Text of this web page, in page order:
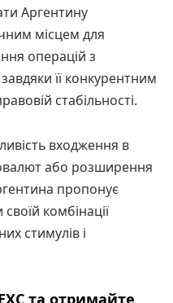
Аргентину
місцем для
операцій з
її конкурентним
стабільності.
входження в
або розширення
пропонує
комбінації
стимулів і
та отримайте